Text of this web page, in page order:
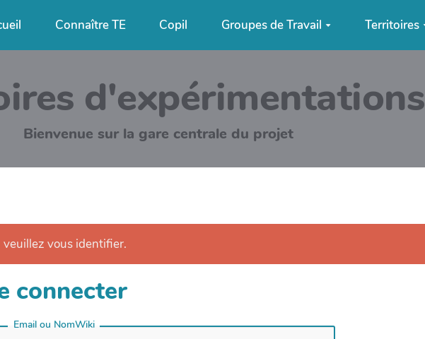
Connaître TE Copil Groupes de Travail Territoires
d'expérimentations
Bienvenue sur la gare centrale du projet
veuillez vous identifier.
connecter
Email ou NomWiki